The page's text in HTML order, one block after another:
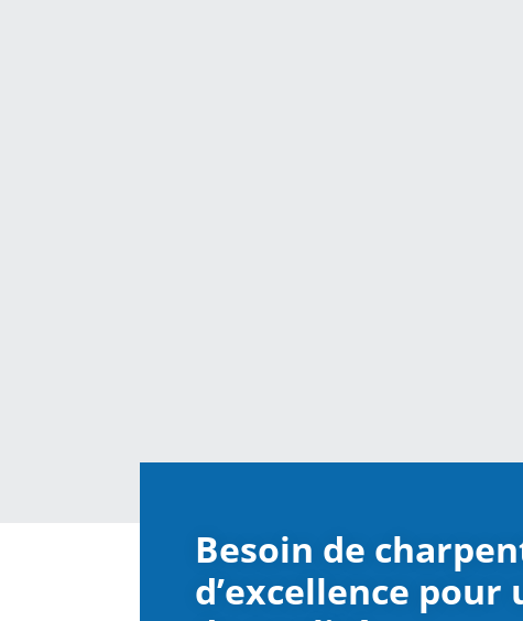
Besoin de
d’excellence